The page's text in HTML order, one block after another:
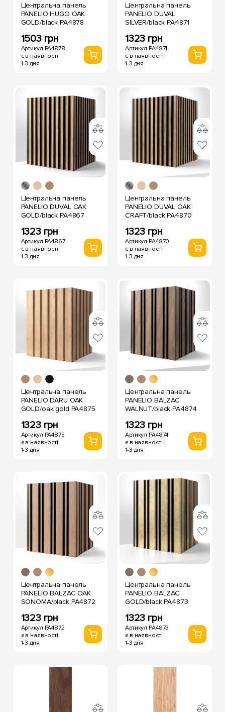
Центральна панель
PANELIO HUGO OAK
GOLD/black PA4878
1503 грн
Артикул PA4878
є в наявності
1-3 дня
Центральна панель
PANELIO DUVAL
SILVER/black PA4871
1323 грн
Артикул PA4871
є в наявності
1-3 дня
Центральна панель
PANELIO DUVAL OAK
GOLD/black PA4867
1323 грн
Артикул PA4867
є в наявності
1-3 дня
Центральна панель
PANELIO DUVAL OAK
CRAFT/black PA4870
1323 грн
Артикул PA4870
є в наявності
1-3 дня
Центральна панель
PANELIO DARU OAK
GOLD/oak gold PA4875
1323 грн
Артикул PA4875
є в наявності
1-3 дня
Центральна панель
PANELIO BALZAC
WALNUT/black PA4874
1323 грн
Артикул PA4874
є в наявності
1-3 дня
Центральна панель
PANELIO BALZAC OAK
SONOMA/black PA4872
1323 грн
Артикул PA4872
є в наявності
1-3 дня
Центральна панель
PANELIO BALZAC
GOLD/black PA4873
1323 грн
Артикул PA4873
є в наявності
1-3 дня